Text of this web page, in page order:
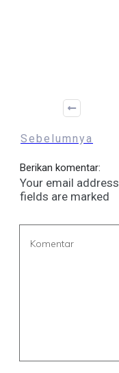
Sebelumnya
Berikan komentar:
Your email
fields are marked